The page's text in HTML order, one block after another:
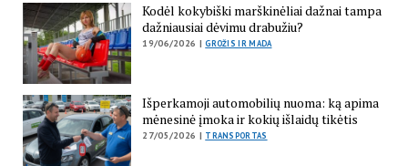
Kodėl kokybiški marškinėliai dažnai tampa
dažniausiai dėvimu drabužiu?
19/06/2026 |GROŽIS IR MADA
Išperkamoji automobilių nuoma: ką apima
mėnesinė įmoka ir kokių išlaidų tikėtis
27/05/2026 | TRANSPORTAS